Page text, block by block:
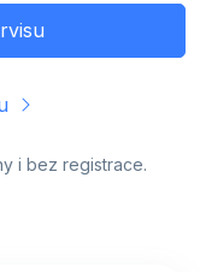
i bez registrace.